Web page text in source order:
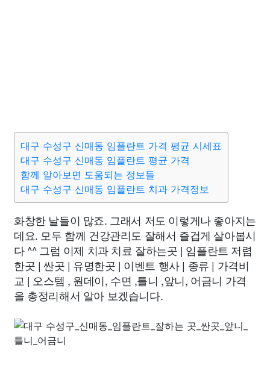
대구 수성구 신매동 임플란트 가격 평균 시세표
대구 수성구 신매동 임플란트 평균 가격
함께 알아보면 도움되는 정보들
대구 수성구 신매동 임플란트 치과 가격정보
화창한 날들이 많죠. 그래서 저도 이렇게나 좋아지는
데요. 모두 함께 건강관리도 잘해서 즐겁게 살아봅시
다 ^^ 그럼 이제 치과 치료 잘하는곳 | 임플란트 저렴
한곳 | 싼곳 | 유명한곳 | 이벤트 행사 | 종류 | 가격비
교 | 오스템 , 원데이, 수면 ,틀니 ,앞니, 어금니 가격
을 총정리해서 알아 보겠습니다.